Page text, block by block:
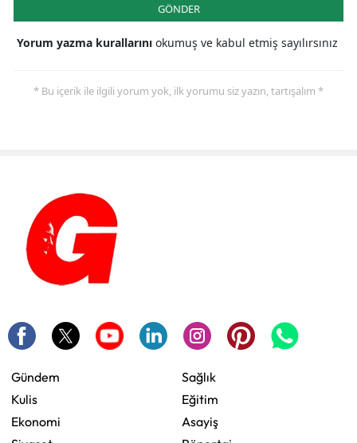
GÖNDER
Yorum yazma kurallarını okumuş ve kabul etmiş sayılırsınız
* Bu içerik ile ilgili yorum yok, ilk yorumu siz yazın, tartışalım *
Gündem
Kulis
Ekonomi
Sağlık
Eğitim
Asayiş